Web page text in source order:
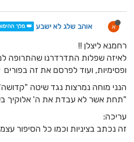
א אוהב שלג לא ישבע 👑 מלך
רחמנא ליצלן !!
לאיזה שפלות התדרדרנו שהתרופה
ופסימיות, ועוד לפרסם את זה בפורים
הנני מוחה נמרצות נגד שיטה
"תחת אשר לא עבדת את ה' אלוקיך
עריכה:
זה נכתב בציניות וכמו כל הסיפור